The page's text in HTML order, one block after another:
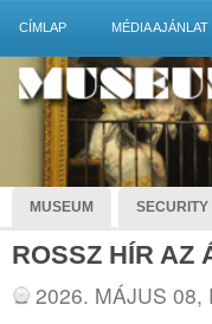
CÍMLAP MÉDIA AJÁNLAT
MUSEUM SECURITY
ROSSZ HÍR AZ
2026. MÁJUS 08,